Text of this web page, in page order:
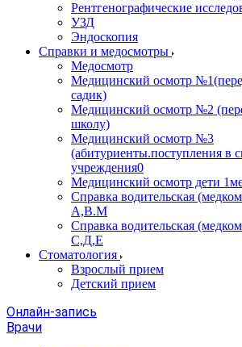
Рентгенографические
УЗД
Эндоскопия
Справки и медосмотры
Медосмотр
Медицинский осмотр
садик)
Медицинский осмотр №2
школу)
Медицинский осмотр №3
(абитуриенты.поступления в
учреждения0
Медицинский осмотр дети
Справка водительская
А,В.М
Справка водительская
С,Д,Е
Стоматология
Взрослый прием
Детский прием
Онлайн-запись
Врачи